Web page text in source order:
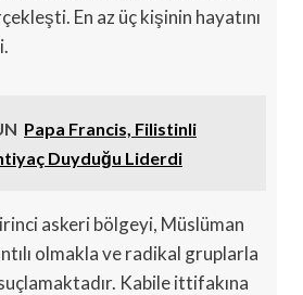
En az üç kişinin hayatını
Papa Francis, Filistinli
Duyduğu Liderdi
askeri bölgeyi, Müslüman
olmakla ve radikal gruplarla
Kabile ittifakına